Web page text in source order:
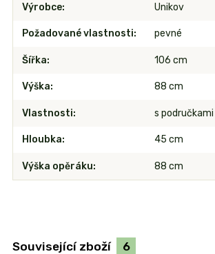
Výrobce Unikov
Požadované vlastnosti pevné
Šířka 106 cm
Výška 88 cm
Vlastnosti s područkami
Hloubka 45 cm
Výška opěráku 88 cm
Související zboží 6